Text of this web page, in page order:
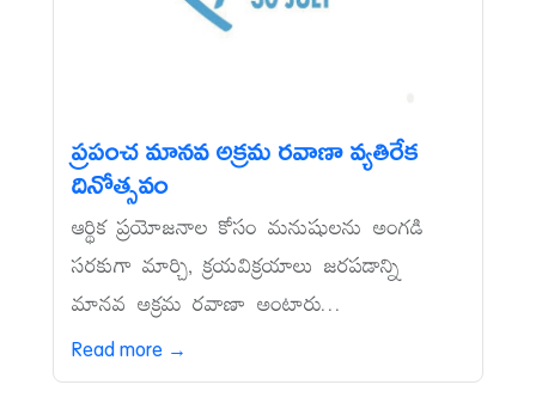
ప్రపంచ మానవ అక్రమ రవాణా వ్యతిరేక
దినోత్సవం
ఆర్థిక ప్రయోజనాల కోసం మనుషులను అంగడి
సరకుగా మార్చి, క్రయవిక్రయాలు జరపడాన్ని
మానవ అక్రమ రవాణా అంటారు...
Read more →